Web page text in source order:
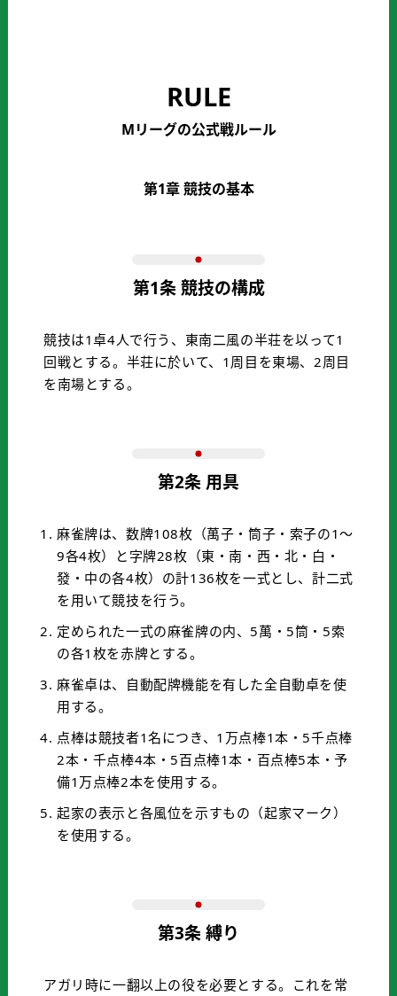
RULE
Mリーグの公式戦ルール
第1章 競技の基本
第1条 競技の構成
競技は1卓4人で行う、東南二風の半荘を以って1
回戦とする。半荘に於いて、1周目を東場、2周目
を南場とする。
第2条 用具
麻雀牌は、数牌108枚（萬子・筒子・索子の1～
9各4枚）と字牌28枚（東・南・西・北・白・
發・中の各4枚）の計136枚を一式とし、計二式
を用いて競技を行う。
定められた一式の麻雀牌の内、5萬・5筒・5索
の各1枚を赤牌とする。
麻雀卓は、自動配牌機能を有した全自動卓を使
用する。
点棒は競技者1名につき、1万点棒1本・5千点棒
2本・千点棒4本・5百点棒1本・百点棒5本・予
備1万点棒2本を使用する。
起家の表示と各風位を示すもの（起家マーク）
を使用する。
第3条 縛り
アガリ時に一翻以上の役を必要とする。これを常